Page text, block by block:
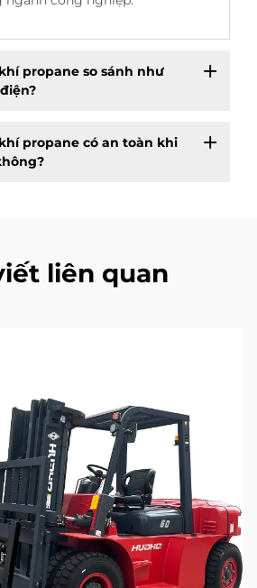
propane so sánh như
propane có an toàn khi
liên quan